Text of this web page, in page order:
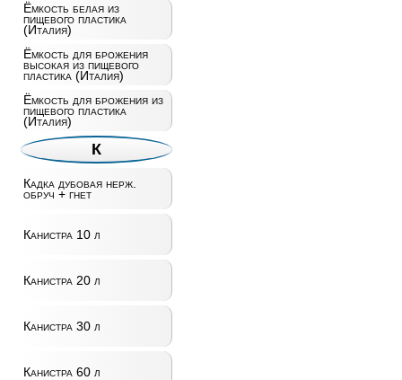
Ёмкость белая из
пищевого пластика
(Италия)
Ёмкость для брожения
высокая из пищевого
пластика (Италия)
Ёмкость для брожения из
пищевого пластика
(Италия)
К
Кадка дубовая нерж.
обруч + гнет
Канистра 10 л
Канистра 20 л
Канистра 30 л
Канистра 60 л